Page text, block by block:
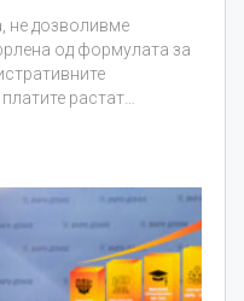
не дозволивме
од формулата за
растат…